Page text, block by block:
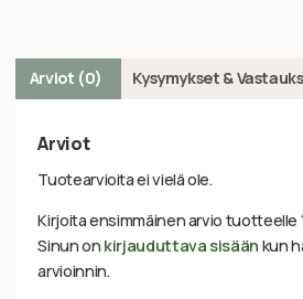
Arviot (0) Kysymykset &
Arviot
Tuotearvioita ei vielä ole.
Kirjoita ensimmäinen arvio tuotteelle
Sinun on kirjauduttava sisään kun
arvioinnin.